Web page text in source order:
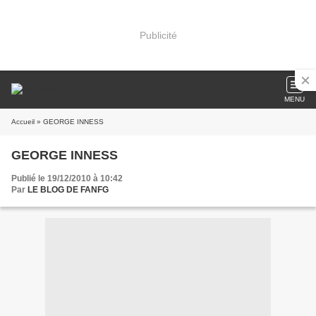
Publicité
MENU
Accueil » GEORGE INNESS
GEORGE INNESS
Publié le 19/12/2010 à 10:42
Par LE BLOG DE FANFG